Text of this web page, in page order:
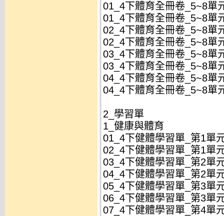
01_4下體育全冊卷_5~8單
01_4下體育全冊卷_5~8單
02_4下體育全冊卷_5~8單
02_4下體育全冊卷_5~8單
03_4下體育全冊卷_5~8單
03_4下體育全冊卷_5~8單
04_4下體育全冊卷_5~8單
04_4下體育全冊卷_5~8單
2_學習單
1_健康與體育
01_4下健體學習單_第1單
02_4下健體學習單_第1單
03_4下健體學習單_第2單
04_4下健體學習單_第2單
05_4下健體學習單_第3單
06_4下健體學習單_第3單
07_4下健體學習單_第4單